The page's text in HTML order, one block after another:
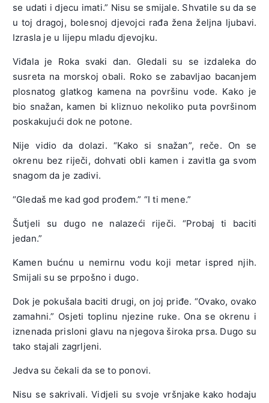
se udati i djecu imati.” Nisu se smijale. Shvatile su da se
u toj dragoj, bolesnoj djevojci rađa žena željna ljubavi.
Izrasla je u lijepu mladu djevojku.
Viđala je Roka svaki dan. Gledali su se izdaleka do
susreta na morskoj obali. Roko se zabavljao bacanjem
plosnatog glatkog kamena na površinu vode. Kako je
bio snažan, kamen bi kliznuo nekoliko puta površinom
poskakujući dok ne potone.
Nije vidio da dolazi. “Kako si snažan”, reče. On se
okrenu bez riječi, dohvati obli kamen i zavitla ga svom
snagom da je zadivi.
“Gledaš me kad god prođem.” “I ti mene.”
Šutjeli su dugo ne nalazeći riječi. “Probaj ti baciti
jedan.”
Kamen bućnu u nemirnu vodu koji metar ispred njih.
Smijali su se prpošno i dugo.
Dok je pokušala baciti drugi, on joj priđe. “Ovako, ovako
zamahni.” Osjeti toplinu njezine ruke. Ona se okrenu i
iznenada prisloni glavu na njegova široka prsa. Dugo su
tako stajali zagrljeni.
Jedva su čekali da se to ponovi.
Nisu se sakrivali. Vidjeli su svoje vršnjake kako hodaju